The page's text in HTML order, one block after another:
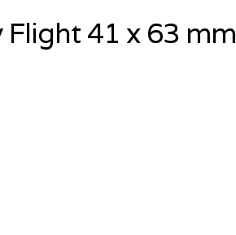
Flight 41 x 63 mm